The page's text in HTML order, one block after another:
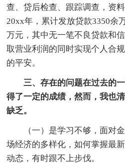
查、贷后检查、跟踪调查，资
20xx年，累计发放贷款3350余
万元，其中无一笔不良贷款和
取营业利润的同时实现个人合
的平安。
三、存在的问题在过去的一
得了一定的成绩，然而，我也
缺乏。
（一）是学习不够，面对金
场经济的多样化，如何掌握最
动态，有时跟不上步伐。